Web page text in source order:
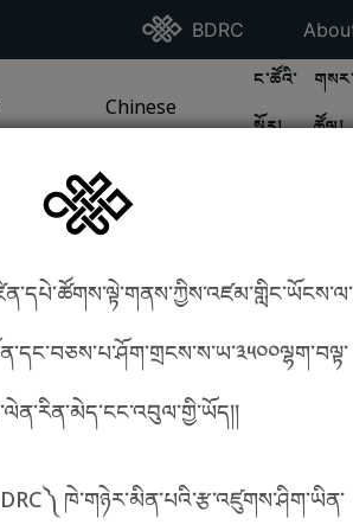
Go To BDRC
BDRC Go
TRADITION
GO TOCHINESE TRADITION
Chinese
GO TO
ང་ཚོའི་
སྐོར།
GO
ཚོལ།
ཁེ་གཉེར་མིན་པའི་རྩ་འཛུགས་ཤིག་ཡིན་
How to find things?